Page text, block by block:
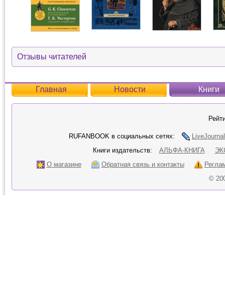
Отзывы читателей
Главная Новости Книги
RUFANBOOK в социальных сетях:
LiveJournal
Книги издательств:
АЛЬФА-КНИГА
О магазине
Обратная связь и контакты
©